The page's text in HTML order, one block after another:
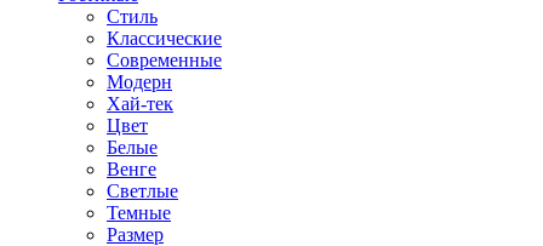
Стиль
Классические
Современные
Модерн
Хай-тек
Цвет
Белые
Венге
Светлые
Темные
Размер